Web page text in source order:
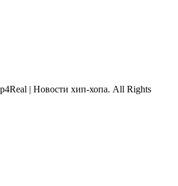
| Новости хип-хопа. All Rights